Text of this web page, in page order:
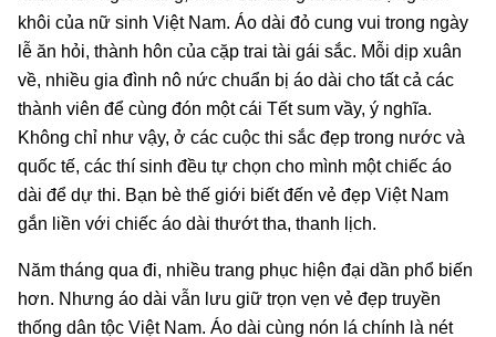
khôi của nữ sinh Việt Nam. Áo dài đỏ cung vui trong ngày
lễ ăn hỏi, thành hôn của cặp trai tài gái sắc. Mỗi dịp xuân
về, nhiều gia đình nô nức chuẩn bị áo dài cho tất cả các
thành viên để cùng đón một cái Tết sum vầy, ý nghĩa.
Không chỉ như vậy, ở các cuộc thi sắc đẹp trong nước và
quốc tế, các thí sinh đều tự chọn cho mình một chiếc áo
dài để dự thi. Bạn bè thế giới biết đến vẻ đẹp Việt Nam
gắn liền với chiếc áo dài thướt tha, thanh lịch.
Năm tháng qua đi, nhiều trang phục hiện đại dần phổ biến
hơn. Nhưng áo dài vẫn lưu giữ trọn vẹn vẻ đẹp truyền
thống dân tộc Việt Nam. Áo dài cùng nón lá chính là nét